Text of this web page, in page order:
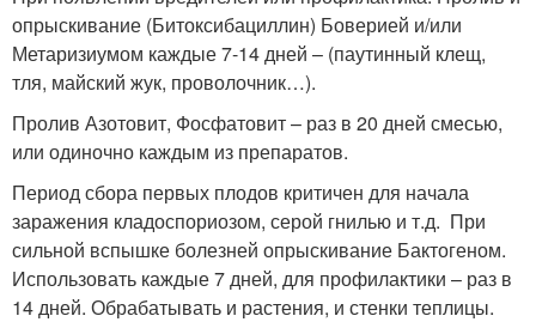
опрыскивание (Битоксибациллин) Боверией и/или
Метаризиумом каждые 7-14 дней – (паутинный клещ,
тля, майский жук, проволочник…).
Пролив Азотовит, Фосфатовит – раз в 20 дней смесью,
или одиночно каждым из препаратов.
Период сбора первых плодов критичен для начала
заражения кладоспориозом, серой гнилью и т.д. При
сильной вспышке болезней опрыскивание Бактогеном.
Использовать каждые 7 дней, для профилактики – раз в
14 дней. Обрабатывать и растения, и стенки теплицы.